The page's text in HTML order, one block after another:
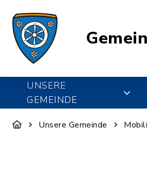
UNSERE
GEMEINDE
Unsere Gemeinde